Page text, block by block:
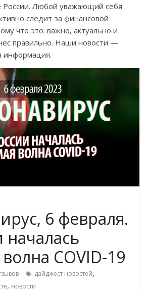
России. Любой уважающий себя
следит за финансовой
что это: важно, актуально и
правильно. Наши новости —
информация.
6 февраля.
началась
COVID-19
дайджест новостей,
, новости